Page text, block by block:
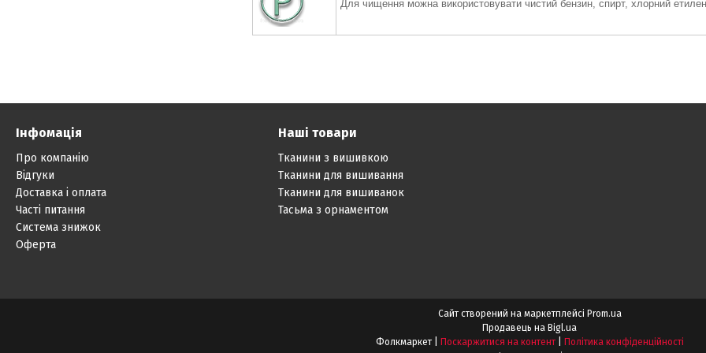
Для чищення можна використовувати чистий бензин, спирт, хлорний
Інфомація
Про компанію
Відгуки
Доставка і оплата
Часті питання
Система знижок
Оферта
Наші товари
Тканини з вишивкою
Тканини для вишивання
Тканини для вишиванок
Тасьма з орнаментом
Сайт створений на маркетплейсі Prom.ua
Продавець на Bigl.ua
Поскаржитися на контент
Політика конфіденційності